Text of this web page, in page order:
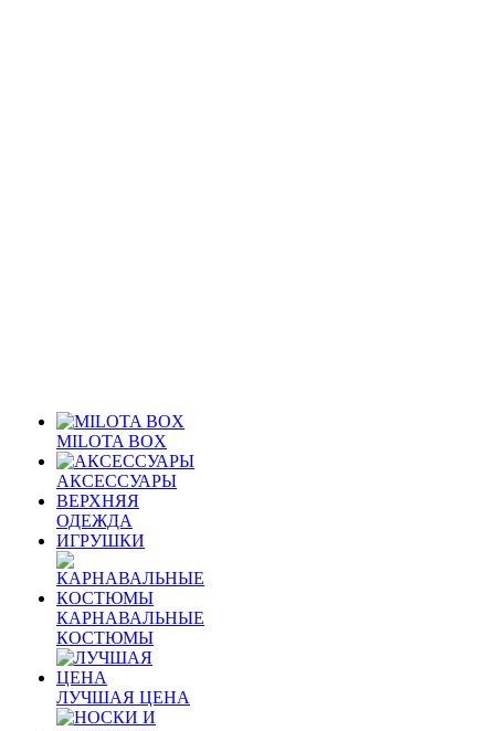
MILOTA BOX
АКСЕССУАРЫ
ВЕРХНЯЯ
ОДЕЖДА
ИГРУШКИ
КАРНАВАЛЬНЫЕ
КОСТЮМЫ
ЛУЧШАЯ ЦЕНА